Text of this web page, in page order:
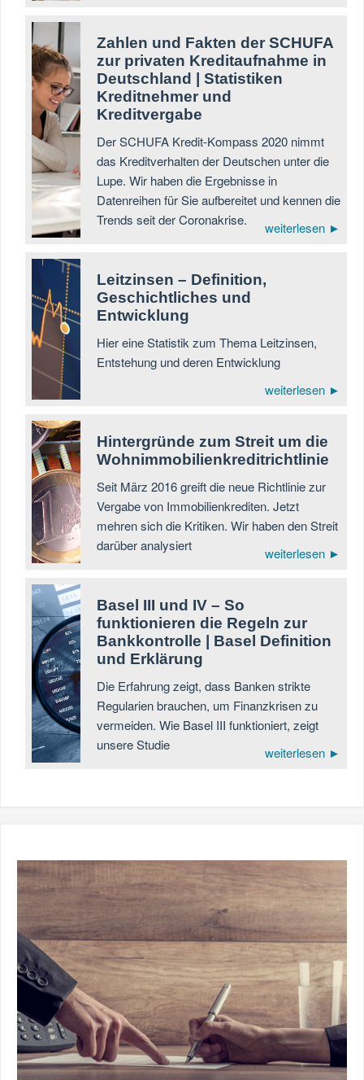
Zahlen und Fakten der SCHUFA
zur privaten Kreditaufnahme in
Deutschland | Statistiken
Kreditnehmer und
Kreditvergabe
Der SCHUFA Kredit-Kompass 2020 nimmt
das Kreditverhalten der Deutschen unter die
Lupe. Wir haben die Ergebnisse in
Datenreihen für Sie aufbereitet und kennen die
Trends seit der Coronakrise.
weiterlesen ►
Leitzinsen – Definition,
Geschichtliches und
Entwicklung
Hier eine Statistik zum Thema Leitzinsen,
Entstehung und deren Entwicklung
weiterlesen ►
Hintergründe zum Streit um die
Wohnimmobilienkreditrichtlinie
Seit März 2016 greift die neue Richtlinie zur
Vergabe von Immobilienkrediten. Jetzt
mehren sich die Kritiken. Wir haben den Streit
darüber analysiert
weiterlesen ►
Basel III und IV – So
funktionieren die Regeln zur
Bankkontrolle | Basel Definition
und Erklärung
Die Erfahrung zeigt, dass Banken strikte
Regularien brauchen, um Finanzkrisen zu
vermeiden. Wie Basel III funktioniert, zeigt
unsere Studie
weiterlesen ►